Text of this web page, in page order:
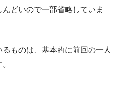
どいので一部省略していま
ものは、基本的に前回の一人